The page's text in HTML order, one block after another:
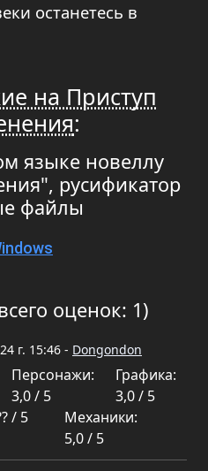
останетесь в
на Приступ
:
языке новеллу
русификатор
файлы
оценок: 1)
г. 15:46 - Dongondon
Персонажи:
3,0 / 5
Графика:
3,0 / 5
/ 5
Механики:
5,0 / 5